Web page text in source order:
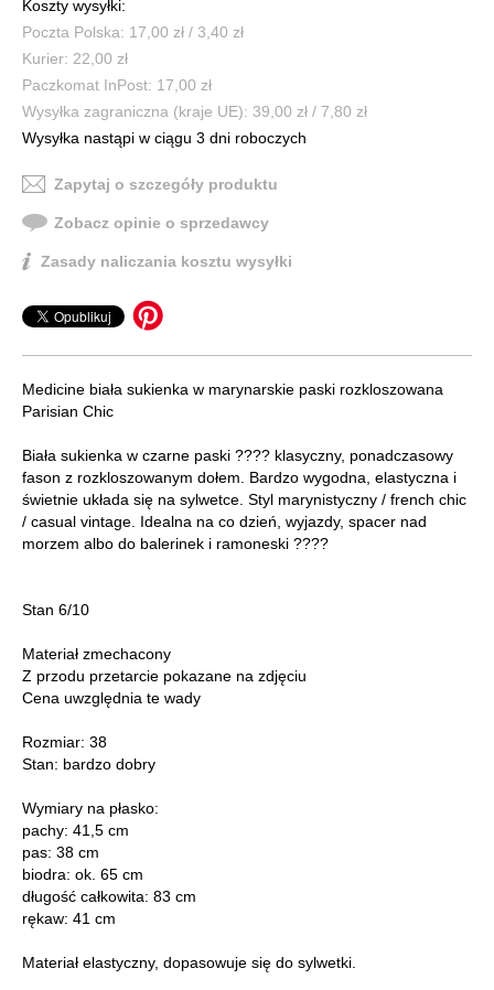
Koszty wysyłki:
Poczta Polska: 17,00 zł / 3,40 zł
Kurier: 22,00 zł
Paczkomat InPost: 17,00 zł
Wysyłka zagraniczna (kraje UE): 39,00 zł / 7,80 zł
Wysyłka nastąpi w ciągu 3 dni roboczych
Zapytaj o szczegóły produktu
Zobacz opinie o sprzedawcy
Zasady naliczania kosztu wysyłki
Medicine biała sukienka w marynarskie paski rozkloszowana
Parisian Chic
Biała sukienka w czarne paski ???? klasyczny, ponadczasowy
fason z rozkloszowanym dołem. Bardzo wygodna, elastyczna i
świetnie układa się na sylwetce. Styl marynistyczny / french chic
/ casual vintage. Idealna na co dzień, wyjazdy, spacer nad
morzem albo do balerinek i ramoneski ????
Stan 6/10
Materiał zmechacony
Z przodu przetarcie pokazane na zdjęciu
Cena uwzględnia te wady
Rozmiar: 38
Stan: bardzo dobry
Wymiary na płasko:
pachy: 41,5 cm
pas: 38 cm
biodra: ok. 65 cm
długość całkowita: 83 cm
rękaw: 41 cm
Materiał elastyczny, dopasowuje się do sylwetki.